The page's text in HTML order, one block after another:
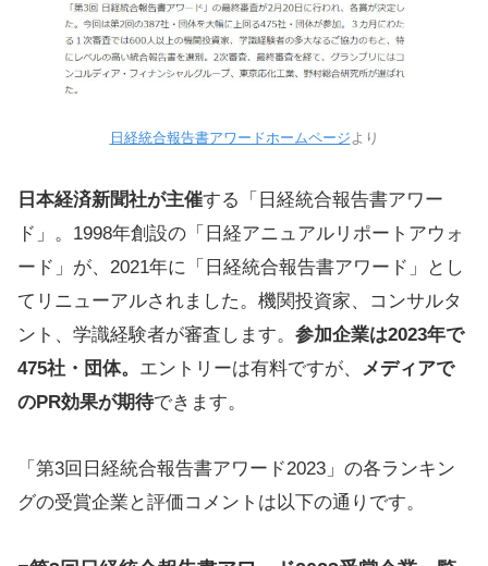
日経統合報告書アワードホームページより
日本経済新聞社が主催する「日経統合報告書アワー
ド」。1998年創設の「日経アニュアルリポートアウォ
ード」が、2021年に「日経統合報告書アワード」とし
てリニューアルされました。機関投資家、コンサルタ
ント、学識経験者が審査します。 参加企業は2023年で
475社・団体。 エントリーは有料ですが、 メディアで
のPR効果が期待できます。
「第3回日経統合報告書アワード2023」の各ランキン
グの受賞企業と評価コメントは以下の通りです。